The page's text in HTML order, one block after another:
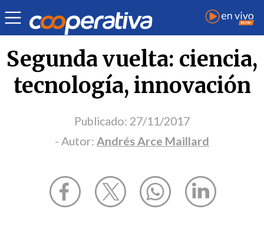
Opinión | Andrés Arce Maillard
Segunda vuelta: ciencia,
tecnología, innovación
Publicado: 27/11/2017
- Autor: Andrés Arce Maillard